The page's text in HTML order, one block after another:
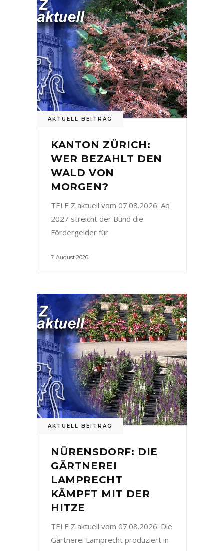
AKTUELL BEITRAG
KANTON ZÜRICH:
WER BEZAHLT DEN
WALD VON
MORGEN?
TELE Z aktuell vom 07.08.2026: Ab
2027 streicht der Bund die
Fördergelder für
7. August 2026
AKTUELL BEITRAG
NÜRENSDORF: DIE
GÄRTNEREI
LAMPRECHT
KÄMPFT MIT DER
HITZE
TELE Z aktuell vom 07.08.2026: Die
Gärtnerei Lamprecht produziert in